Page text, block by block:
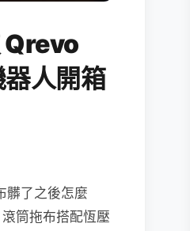
Qrevo
人開箱
髒了之後怎麼
筒拖布搭配恆壓